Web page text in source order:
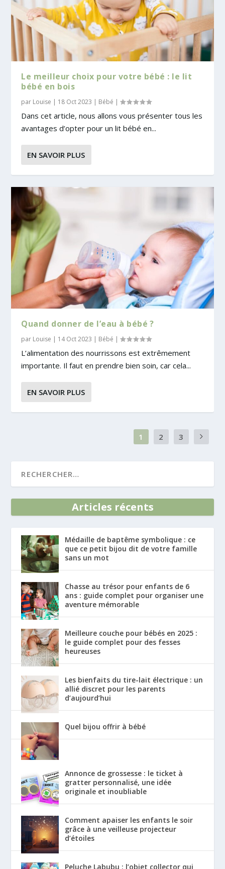
Le meilleur choix pour votre bébé : le lit
bébé en bois
par Louise | 18 Oct 2023 | Bébé |
Dans cet article, nous allons vous présenter tous les
avantages d’opter pour un lit bébé en...
EN SAVOIR PLUS
Quand donner de l’eau à bébé ?
par Louise | 14 Oct 2023 | Bébé |
L’alimentation des nourrissons est extrêmement
importante. Il faut en prendre bien soin, car cela...
EN SAVOIR PLUS
1 2 3
Articles récents
Médaille de baptême symbolique : ce
que ce petit bijou dit de votre famille
sans un mot
Chasse au trésor pour enfants de 6
ans : guide complet pour organiser une
aventure mémorable
Meilleure couche pour bébés en 2025 :
le guide complet pour des fesses
heureuses
Les bienfaits du tire-lait électrique : un
allié discret pour les parents
d’aujourd’hui
Quel bijou offrir à bébé
Annonce de grossesse : le ticket à
gratter personnalisé, une idée
originale et inoubliable
Comment apaiser les enfants le soir
grâce à une veilleuse projecteur
d’étoiles
Peluche Labubu : l’objet collector qui